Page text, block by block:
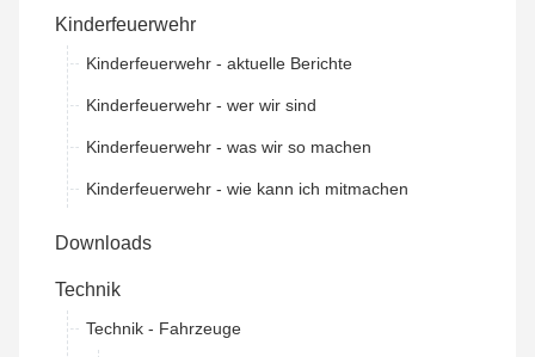
Kinderfeuerwehr
Kinderfeuerwehr - aktuelle Berichte
Kinderfeuerwehr - wer wir sind
Kinderfeuerwehr - was wir so machen
Kinderfeuerwehr - wie kann ich mitmachen
Downloads
Technik
Technik - Fahrzeuge